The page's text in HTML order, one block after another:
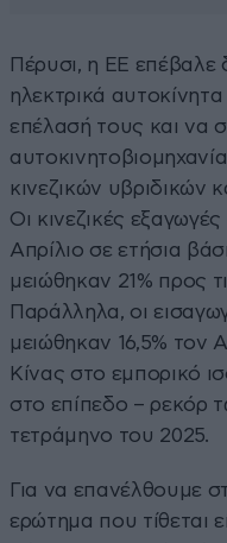
Πέρυσι, η ΕΕ επέβαλε
ηλεκτρικά αυτοκίνητα
επέλασή τους και να
κινεζικών υβριδικών
Οι κινεζικές
Απρίλιο σε ετήσια
μειώθηκαν 21% προς
Παράλληλα, οι
μειώθηκαν 16,5% τον
Κίνας στο εμπορικό
στο επίπεδο – ρεκόρ
τετράμηνο του 2025.
Για να επανέλθουμε
ερώτημα που τίθεται